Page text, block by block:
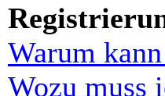
Warum
Wozu muss